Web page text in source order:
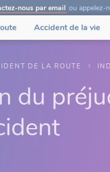
nous par email ou appelez-
Accident de la vie
DE LA ROUTE
du